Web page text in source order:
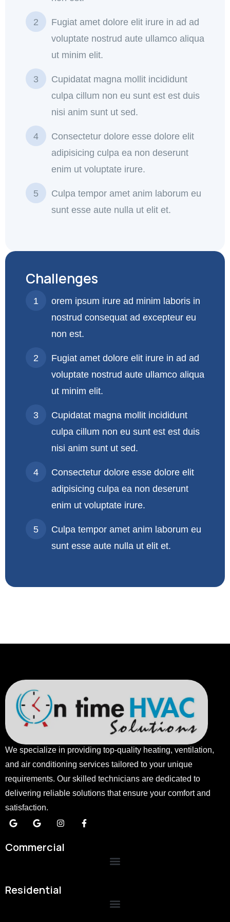
Fugiat amet dolore elit irure in ad ad
voluptate nostrud aute ullamco aliqua
ut minim elit.
Cupidatat magna mollit incididunt
culpa cillum non eu sunt est est duis
nisi anim sunt ut sed.
Consectetur dolore esse dolore elit
adipisicing culpa ea non deserunt
enim ut voluptate irure.
Culpa tempor amet anim laborum eu
sunt esse aute nulla ut elit et.
Challenges
orem ipsum irure ad minim laboris in
nostrud consequat ad excepteur eu
non est.
Fugiat amet dolore elit irure in ad ad
voluptate nostrud aute ullamco aliqua
ut minim elit.
Cupidatat magna mollit incididunt
culpa cillum non eu sunt est est duis
nisi anim sunt ut sed.
Consectetur dolore esse dolore elit
adipisicing culpa ea non deserunt
enim ut voluptate irure.
Culpa tempor amet anim laborum eu
sunt esse aute nulla ut elit et.
We specialize in providing top-quality heating, ventilation,
and air conditioning services tailored to your unique
requirements. Our skilled technicians are dedicated to
delivering reliable solutions that ensure your comfort and
satisfaction.
Commercial
Residential